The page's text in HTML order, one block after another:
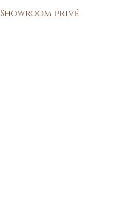
Showroom privé